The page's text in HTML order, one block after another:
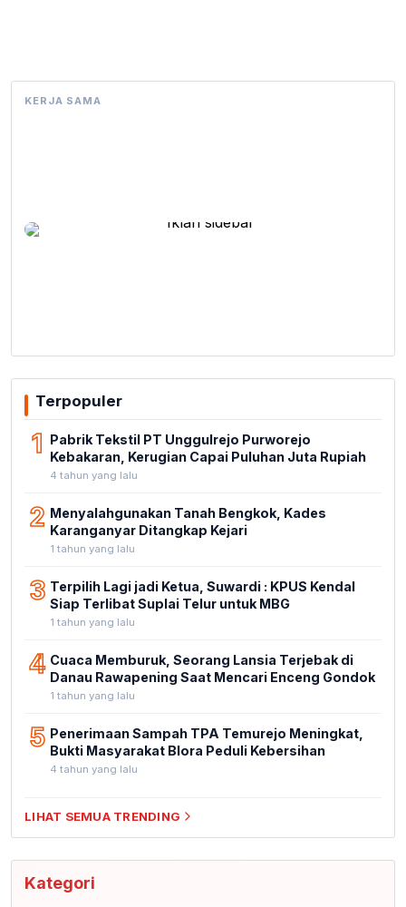
KERJA SAMA
Terpopuler
1 Pabrik Tekstil PT Unggulrejo Purworejo
Kebakaran, Kerugian Capai Puluhan Juta Rupiah
4 tahun yang lalu
2 Menyalahgunakan Tanah Bengkok, Kades
Karanganyar Ditangkap Kejari
1 tahun yang lalu
3 Terpilih Lagi jadi Ketua, Suwardi : KPUS Kendal
Siap Terlibat Suplai Telur untuk MBG
1 tahun yang lalu
4 Cuaca Memburuk, Seorang Lansia Terjebak di
Danau Rawapening Saat Mencari Enceng Gondok
1 tahun yang lalu
5 Penerimaan Sampah TPA Temurejo Meningkat,
Bukti Masyarakat Blora Peduli Kebersihan
4 tahun yang lalu
LIHAT SEMUA TRENDING
Kategori